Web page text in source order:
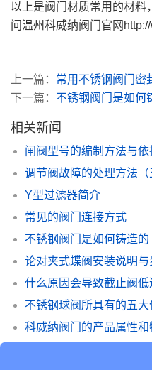
以上是阀门材质常用的材料
问温州科威纳阀门官网
上一篇： 常用不锈钢阀门密
下一篇： 不锈钢阀门是如何
相关新闻
闸阀型号的编制方法与依
调节阀故障的处理方法（
Y型过滤器简介
常见的阀门连接方式
不锈钢阀门是如何铸造的
论对夹式蝶阀安装说明与
什么原因会导致截止阀低
不锈钢球阀所具有的五大
科威纳阀门的产品属性和